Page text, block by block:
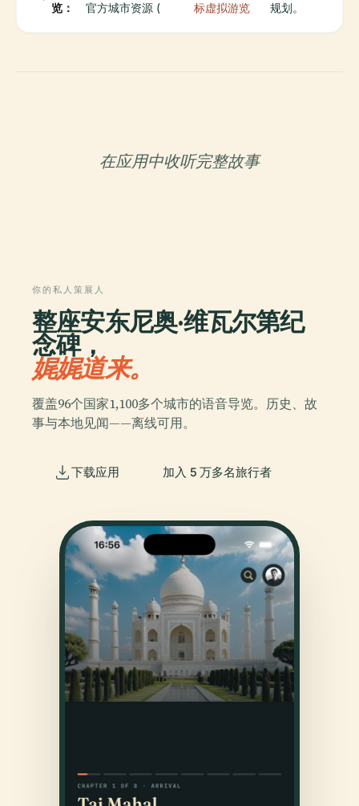
览：
官方城市资源 (
标虚拟游览
规划。
在应用中收听完整故事
你的私人策展人
整座安东尼奥·维瓦尔第纪
念碑，
娓娓道来。
覆盖96个国家1,100多个城市的语音导览。历史、故
事与本地见闻——离线可用。
下载应用 加入 5 万多名旅行者